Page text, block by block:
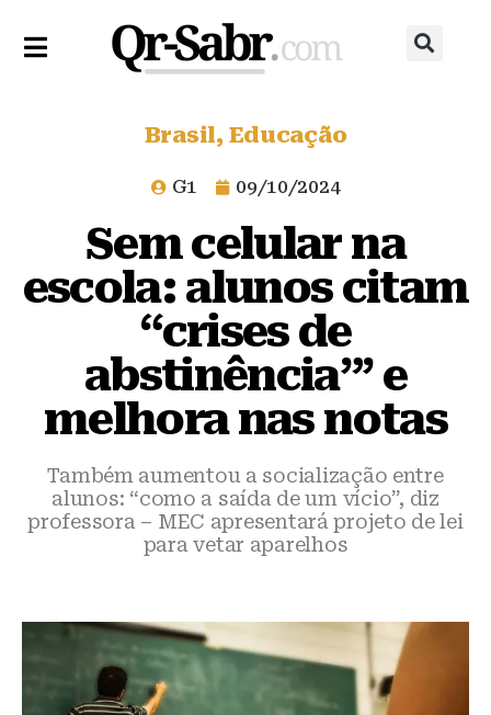
Brasil, Educação
G1 09/10/2024
Sem celular na
escola: alunos citam
“crises de
abstinência”’ e
melhora nas notas
Também aumentou a socialização entre
alunos: “como a saída de um vício”, diz
professora – MEC apresentará projeto de lei
para vetar aparelhos